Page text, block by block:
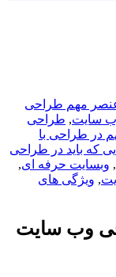
عنصر مهم طراحی
سایت, طراحی
در طراحی با
که باید در طراحی
, وبسایت حرفه ای,
, ویژگی های
وب سایت